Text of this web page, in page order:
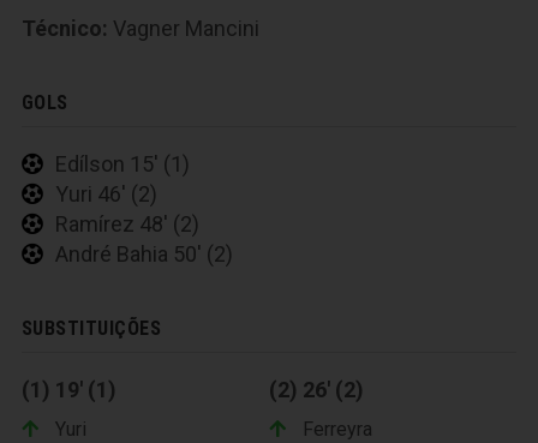
Técnico: Vagner Mancini
GOLS
Edílson 15' (1)
Yuri 46' (2)
Ramírez 48' (2)
André Bahia 50' (2)
SUBSTITUIÇÕES
(1) 19' (1)
Yuri
(2) 26' (2)
Ferreyra